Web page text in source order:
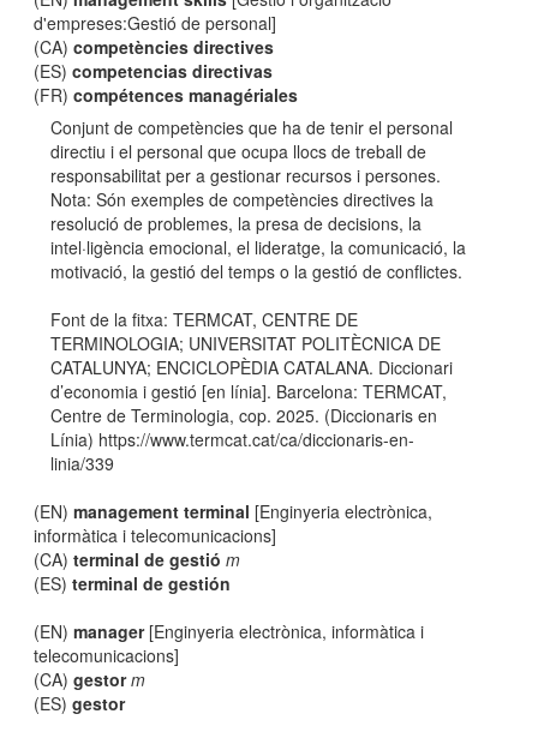
d'empreses:Gestió de personal]
(CA)competències directives
(ES)competencias directivas
(FR)compétences managériales
Conjunt de competències que ha de tenir el personal
directiu i el personal que ocupa llocs de treball de
responsabilitat per a gestionar recursos i persones.
Nota: Són exemples de competències directives la
resolució de problemes, la presa de decisions, la
intel·ligència emocional, el lideratge, la comunicació, la
motivació, la gestió del temps o la gestió de conflictes.
Font de la fitxa: TERMCAT, CENTRE DE
TERMINOLOGIA; UNIVERSITAT POLITÈCNICA DE
CATALUNYA; ENCICLOPÈDIA CATALANA. Diccionari
d’economia i gestió [en línia]. Barcelona: TERMCAT,
Centre de Terminologia, cop. 2025. (Diccionaris en
Línia) https://www.termcat.cat/ca/diccionaris-en-
linia/339
(EN)management terminal [Enginyeria electrònica,
informàtica i telecomunicacions]
(CA)terminal de gestió m
(ES)terminal de gestión
(EN)manager[Enginyeria electrònica, informàtica i
telecomunicacions]
(CA)gestor m
(ES)gestor